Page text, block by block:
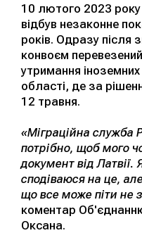
10 лютого 2023 року
відбув незаконне
років. Одразу після
конвоєм
утримання
області, де за
12 травня.
«Міграційна
потрібно, щоб мого
документ від Латвії.
сподіваюся на це,
що все може піти не
коментар
Оксана.